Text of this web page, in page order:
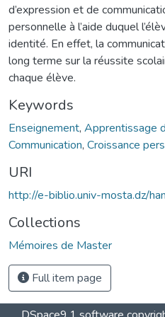
d’expression et de
personnelle à l’aide duquel
identité. En effet, la
long terme sur la réussite
chaque élève.
Keywords
Enseignement, Apprentissage
Communication, Croissance
URI
http://e-biblio.univ-mosta.dz/
Collections
Mémoires de Master
Full item page